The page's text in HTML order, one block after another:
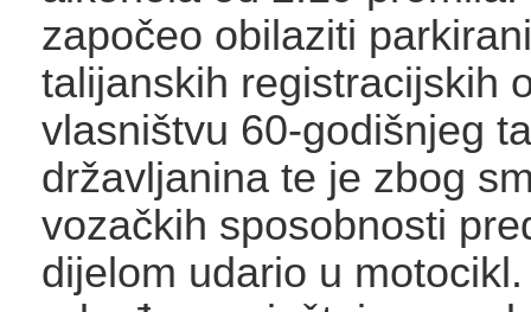
započeo obilaziti
talijanskih registracijskih
vlasništvu 60-godišnjeg
državljanina te je zbog
vozačkih sposobnosti
dijelom udario u